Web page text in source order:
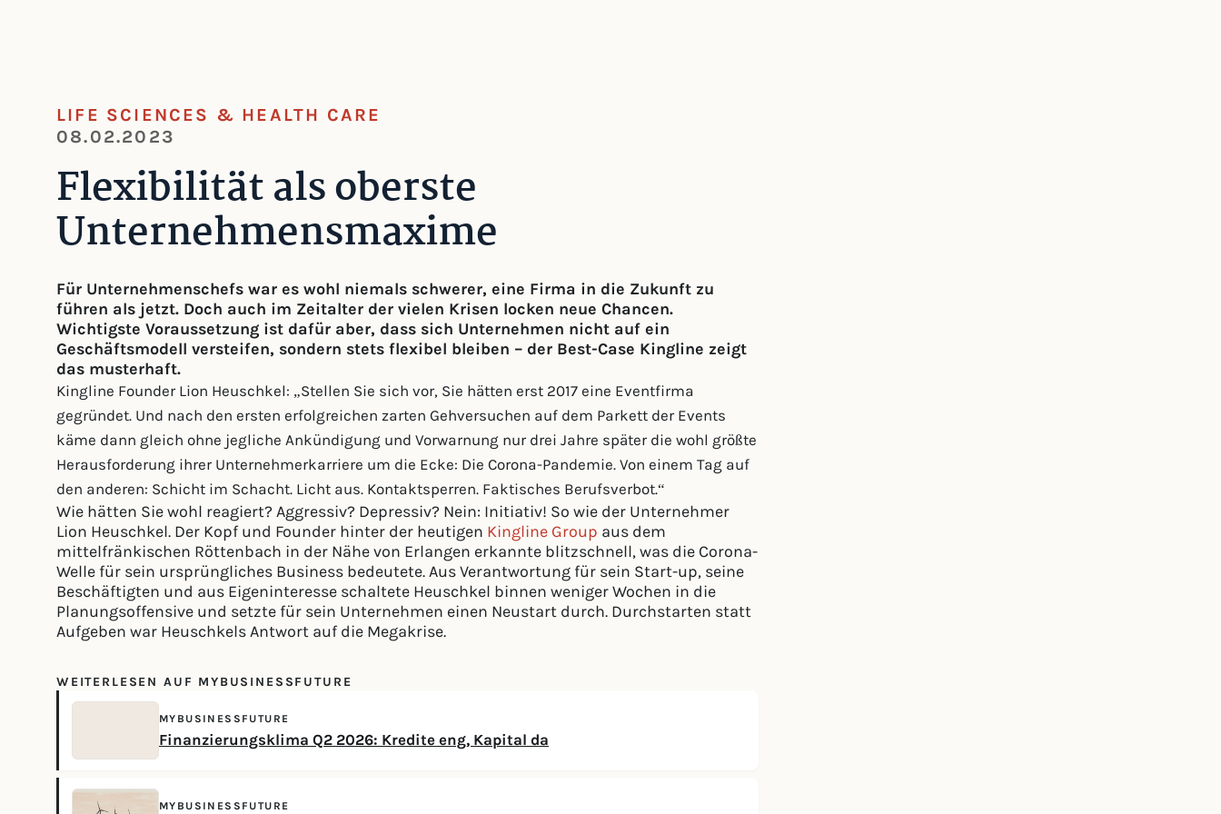
LIFE SCIENCES & HEALTH CARE
08.02.2023
Flexibilität als oberste
Unternehmensmaxime
Für Unternehmenschefs war es wohl niemals schwerer, eine Firma in die Zukunft zu
führen als jetzt. Doch auch im Zeitalter der vielen Krisen locken neue Chancen.
Wichtigste Voraussetzung ist dafür aber, dass sich Unternehmen nicht auf ein
Geschäftsmodell versteifen, sondern stets flexibel bleiben – der Best-Case Kingline zeigt
das musterhaft.
Kingline Founder Lion Heuschkel: „Stellen Sie sich vor, Sie hätten erst 2017 eine Eventfirma
gegründet. Und nach den ersten erfolgreichen zarten Gehversuchen auf dem Parkett der Events
käme dann gleich ohne jegliche Ankündigung und Vorwarnung nur drei Jahre später die wohl größte
Herausforderung ihrer Unternehmerkarriere um die Ecke: Die Corona-Pandemie. Von einem Tag auf
den anderen: Schicht im Schacht. Licht aus. Kontaktsperren. Faktisches Berufsverbot.“
Wie hätten Sie wohl reagiert? Aggressiv? Depressiv? Nein: Initiativ! So wie der Unternehmer
Lion Heuschkel. Der Kopf und Founder hinter der heutigen Kingline Group aus dem
mittelfränkischen Röttenbach in der Nähe von Erlangen erkannte blitzschnell, was die Corona-
Welle für sein ursprüngliches Business bedeutete. Aus Verantwortung für sein Start-up, seine
Beschäftigten und aus Eigeninteresse schaltete Heuschkel binnen weniger Wochen in die
Planungsoffensive und setzte für sein Unternehmen einen Neustart durch. Durchstarten statt
Aufgeben war Heuschkels Antwort auf die Megakrise.
WEITERLESEN AUF MYBUSINESSFUTURE
MYBUSINESSFUTURE
Finanzierungsklima Q2 2026: Kredite eng, Kapital da
MYBUSINESSFUTURE